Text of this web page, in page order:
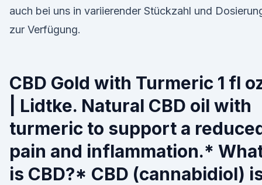
auch bei uns in variierender Stückzahl und
zur Verfügung.
CBD Gold with Turmeric 1 fl
| Lidtke. Natural CBD oil with
turmeric to support a
pain and inflammation.*
is CBD?* CBD (cannabidiol)